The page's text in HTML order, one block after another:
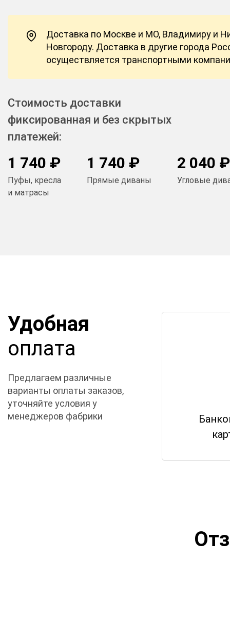
Доставка по Москве и МО, Владимиру и
Новгороду. Доставка в другие города
осуществляется транспортными
Стоимость доставки
фиксированная и без скрытых
платежей:
1 740 ₽
Пуфы, кресла
и матрасы
1 740 ₽
Прямые диваны
2 040 ₽
Угловые
Удобная
оплата
Предлагаем различные
варианты оплаты заказов,
уточняйте условия у
менеджеров фабрики